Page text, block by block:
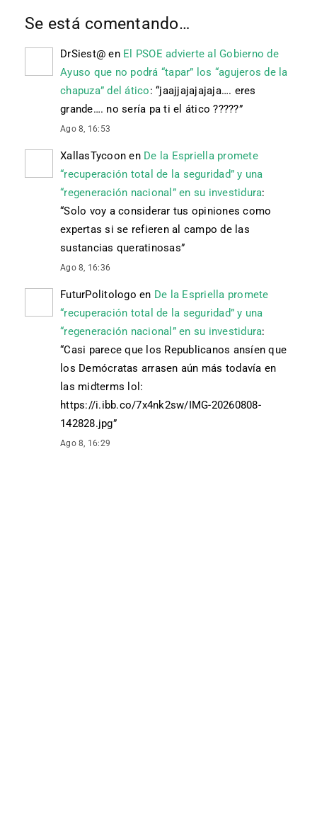
Se está comentando…
DrSiest@ en El PSOE advierte al Gobierno de
Ayuso que no podrá “tapar” los “agujeros de la
chapuza” del ático: “jaajjajajajaja…. eres
grande…. no sería pa ti el ático ?????”
Ago 8, 16:53
XallasTycoon en De la Espriella promete
“recuperación total de la seguridad” y una
“regeneración nacional” en su investidura:
“Solo voy a considerar tus opiniones como
expertas si se refieren al campo de las
sustancias queratinosas”
Ago 8, 16:36
FuturPolitologo en De la Espriella promete
“recuperación total de la seguridad” y una
“regeneración nacional” en su investidura:
“Casi parece que los Republicanos ansíen que
los Demócratas arrasen aún más todavía en
las midterms lol:
https://i.ibb.co/7x4nk2sw/IMG-20260808-
142828.jpg”
Ago 8, 16:29